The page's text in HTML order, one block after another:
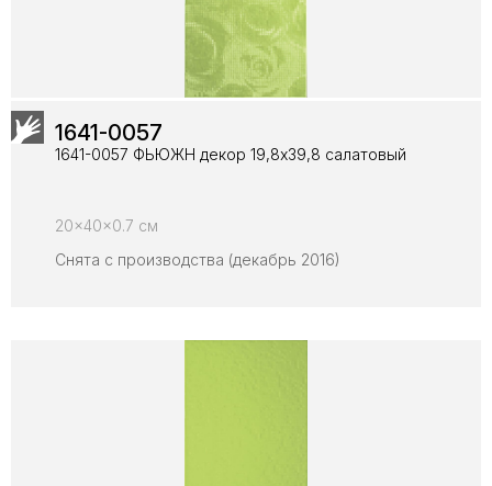
1641-0057
1641-0057 ФЬЮЖН декор 19,8х39,8 салатовый
20x40x0.7 см
Снята с производства (декабрь 2016)